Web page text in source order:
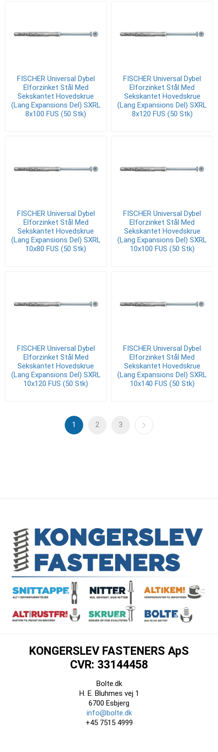
FISCHER Universal Dybel
Elforzinket Stål Med
Sekskantet Hovedskrue
(Lang Expansions Del) SXRL
8x100 FUS (50 Stk)
FISCHER Universal Dybel
Elforzinket Stål Med
Sekskantet Hovedskrue
(Lang Expansions Del) SXRL
8x120 FUS (50 Stk)
FISCHER Universal Dybel
Elforzinket Stål Med
Sekskantet Hovedskrue
(Lang Expansions Del) SXRL
10x80 FUS (50 Stk)
FISCHER Universal Dybel
Elforzinket Stål Med
Sekskantet Hovedskrue
(Lang Expansions Del) SXRL
10x100 FUS (50 Stk)
FISCHER Universal Dybel
Elforzinket Stål Med
Sekskantet Hovedskrue
(Lang Expansions Del) SXRL
10x120 FUS (50 Stk)
FISCHER Universal Dybel
Elforzinket Stål Med
Sekskantet Hovedskrue
(Lang Expansions Del) SXRL
10x140 FUS (50 Stk)
1 2 3
KONGERSLEV FASTENERS ApS
CVR: 33144458
Bolte.dk
H. E. Bluhmes vej 1
6700 Esbjerg
info@bolte.dk
+45 7515 4999